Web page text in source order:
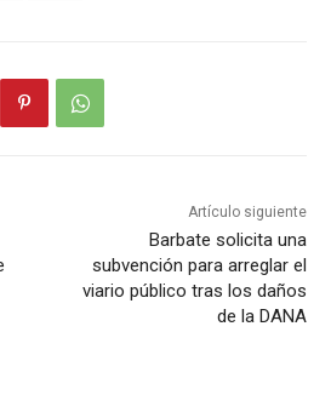
Artículo siguiente
Barbate solicita una
subvención para arreglar el
viario público tras los daños
de la DANA